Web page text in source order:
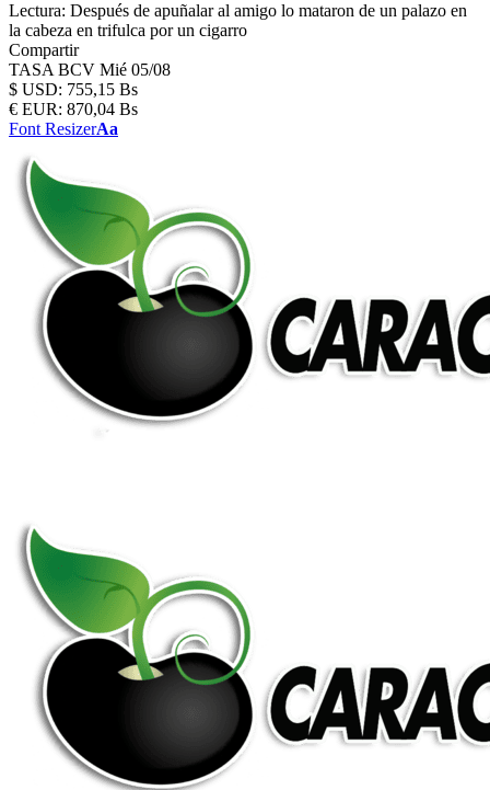
Lectura: Después de apuñalar al amigo lo mataron de un palazo en
la cabeza en trifulca por un cigarro
Compartir
TASA BCV Mié 05/08
$ USD: 755,15 Bs
€ EUR: 870,04 Bs
Font ResizerAa